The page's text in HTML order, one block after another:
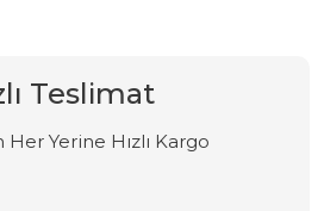
Teslimat
Yerine Hızlı Kargo